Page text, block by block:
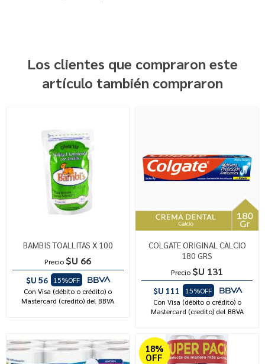
Los clientes que compraron este
artículo también compraron
BAMBIS TOALLITAS X 100
Precio $U 66
$U 56
15%OFF
Con Visa (débito o crédito) o
Mastercard (credito) del BBVA
COLGATE ORIGINAL CALCIO
180 GRS
Precio $U 131
$U 111
15%OFF
Con Visa (débito o crédito) o
Mastercard (credito) del BBVA
18%
OFF